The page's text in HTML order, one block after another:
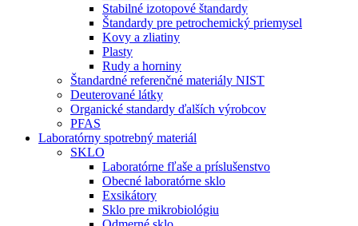
Stabilné izotopové štandardy
Štandardy pre petrochemický priemysel
Kovy a zliatiny
Plasty
Rudy a horniny
Štandardné referenčné materiály NIST
Deuterované látky
Organické standardy ďalších výrobcov
PFAS
Laboratórny spotrebný materiál
SKLO
Laboratórne fľaše a príslušenstvo
Obecné laboratórne sklo
Exsikátory
Sklo pre mikrobiológiu